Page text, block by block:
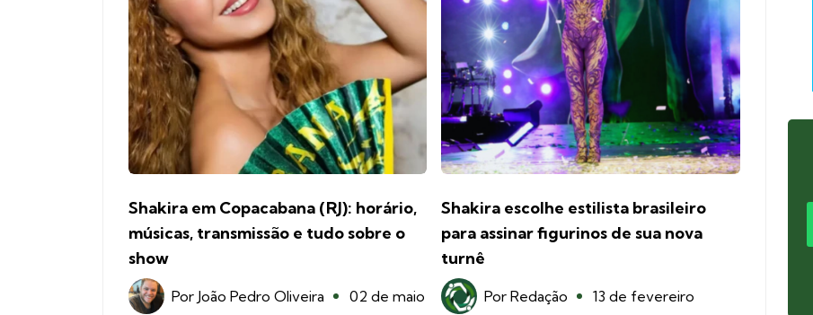
Shakira em Copacabana (RJ): horário,
músicas, transmissão e tudo sobre o
show
Por João Pedro Oliveira 02 de maio
Shakira escolhe estilista brasileiro
para assinar figurinos de sua nova
turnê
PorRedação 13 de fevereiro